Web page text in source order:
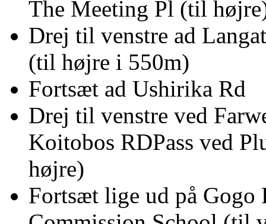
The Meeting Pl (til
Drej til venstre ad
(til højre i 550m)
Fortsæt ad Ushirika Rd
Drej til venstre ved
Koitobos RDPass ved
højre)
Fortsæt lige ud på Gogo